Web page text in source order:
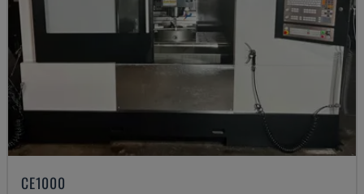
CE1000